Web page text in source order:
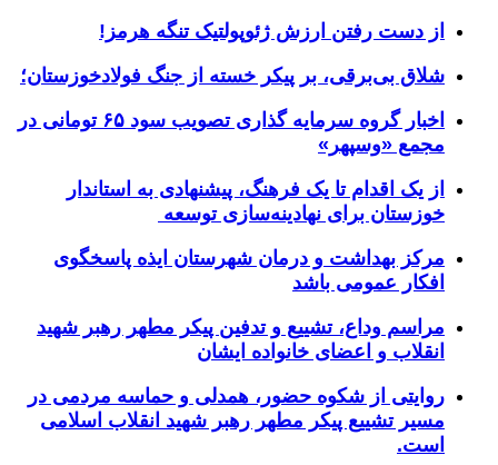
از دست رفتن ارزش ژئوپولتیک تنگه هرمز!
شلاق‌ بی‌برقی، بر پیکر خسته‌ از جنگ فولادخوزستان؛
اخبار گروه سرمایه گذاری تصویب سود ۶۵ تومانی در
مجمع «وسپهر»
از یک اقدام تا یک فرهنگ، پیشنهادی به استاندار
خوزستان برای نهادینه‌سازی توسعه
مرکز بهداشت و درمان شهرستان ایذه پاسخگوی
افکار عمومی باشد
مراسم وداع، تشییع و تدفین پیکر مطهر رهبر شهید
انقلاب و اعضای خانواده ایشان
روایتی از شکوه حضور، همدلی و حماسه مردمی در
مسیر تشییع پیکر مطهر رهبر شهید انقلاب اسلامی
است.